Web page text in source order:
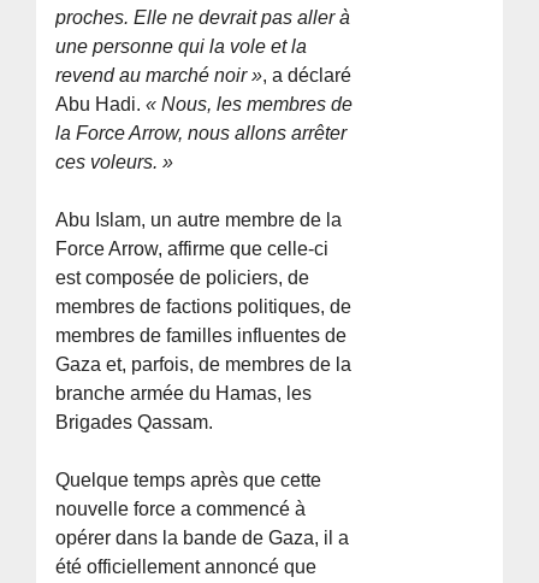
proches. Elle ne devrait pas aller à
une personne qui la vole et la
revend au marché noir », a déclaré
Abu Hadi. « Nous, les membres de
la Force Arrow, nous allons arrêter
ces voleurs. »
Abu Islam, un autre membre de la
Force Arrow, affirme que celle-ci
est composée de policiers, de
membres de factions politiques, de
membres de familles influentes de
Gaza et, parfois, de membres de la
branche armée du Hamas, les
Brigades Qassam.
Quelque temps après que cette
nouvelle force a commencé à
opérer dans la bande de Gaza, il a
été officiellement annoncé que